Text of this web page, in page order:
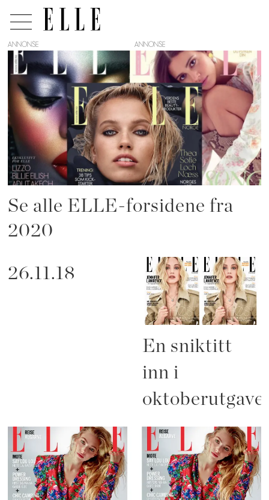
Tag:
magasin
ANNONSE
Se alle ELLE-forsidene fra
2020
26.11.18
En sniktitt
inn i